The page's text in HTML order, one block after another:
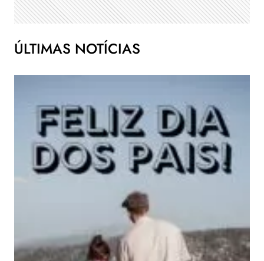
ÚLTIMAS NOTÍCIAS